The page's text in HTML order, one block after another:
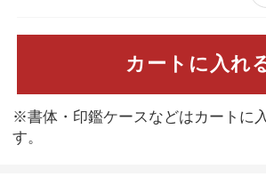
カートに入れ
※書体・印鑑ケースなどはカートに
す。